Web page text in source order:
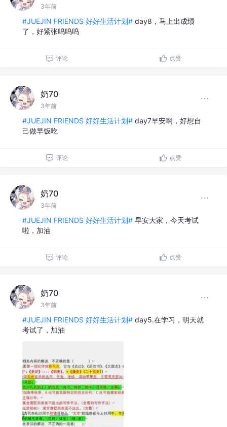
3年前
#JUEJIN FRIENDS 好好生活计划# day8，马上出成绩
了，好紧张呜呜呜
评论 点赞
奶70
3年前
#JUEJIN FRIENDS 好好生活计划# day7早安啊，好想自
己做早饭吃
评论 点赞
奶70
3年前
#JUEJIN FRIENDS 好好生活计划# 早安大家，今天考试
啦，加油
评论 点赞
奶70
3年前
#JUEJIN FRIENDS 好好生活计划# day5.在学习，明天就
考试了，加油